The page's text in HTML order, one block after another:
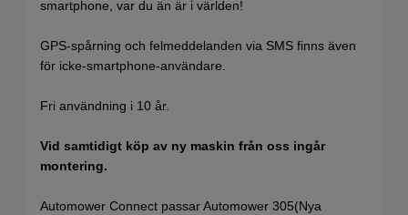
smartphone, var du än är i världen!
GPS-spårning och felmeddelanden via SMS finns även
för icke-smartphone-användare.
Fri användning i 10 år.
Vid samtidigt köp av ny maskin från oss ingår
montering.
Automower Connect passar Automower 305(Nya